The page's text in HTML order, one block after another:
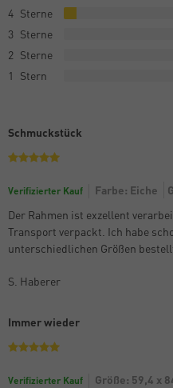
4
3
2
1
Schmuckstück
Verifizierter Kauf Farbe: Eiche
Der Rahmen ist exzellent
Transport verpackt. Ich habe
unterschiedlichen Größen
S. Haberer
Immer wieder
Verifizierter Kauf Größe: 59,4 x